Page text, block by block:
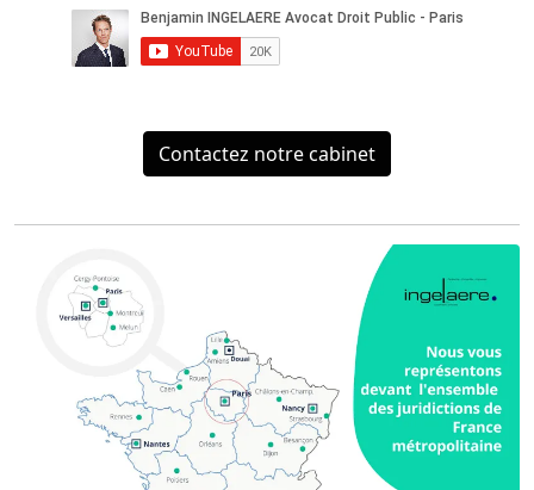
Contactez notre cabinet